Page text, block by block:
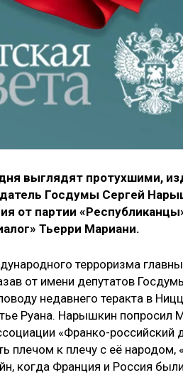
выглядят протухшими,
Госдумы Сергей
от партии
Тьерри Мариани.
терроризма
от имени депутатов
недавнего теракта в
Руана. Нарышкин попросил
«Франко-российский
плечом к плечу с её народом,
когда Франция и Россия